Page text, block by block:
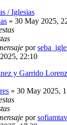
/ Iglesias
» 30 May 2025,
por
22:10
y Garrido
» 30 May 2025,
por